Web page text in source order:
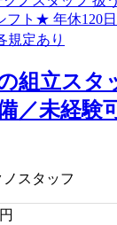
組立スタ
／未経験
スタッフ
円